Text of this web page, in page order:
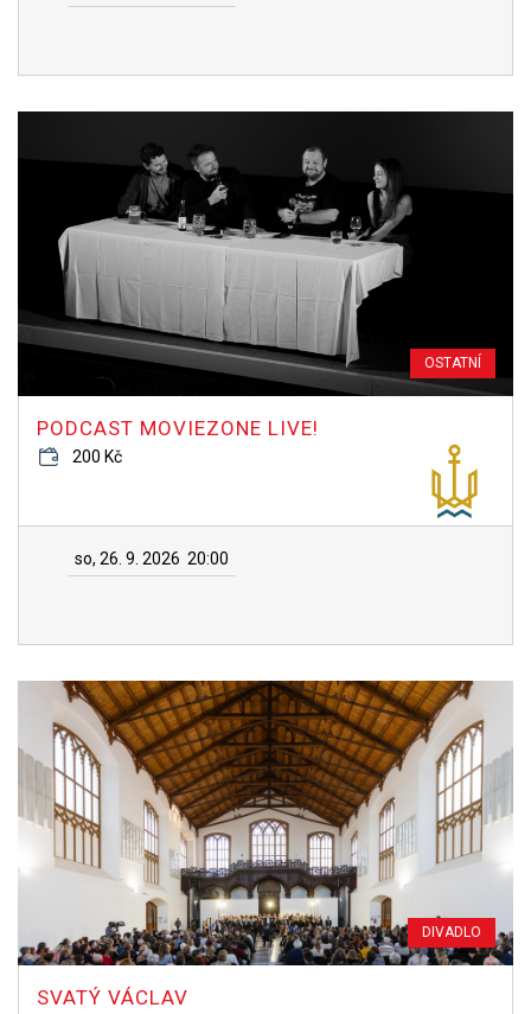
OSTATNÍ
PODCAST MOVIEZONE LIVE!
200 Kč
so, 26. 9. 2026 20:00
DIVADLO
SVATÝ VÁCLAV